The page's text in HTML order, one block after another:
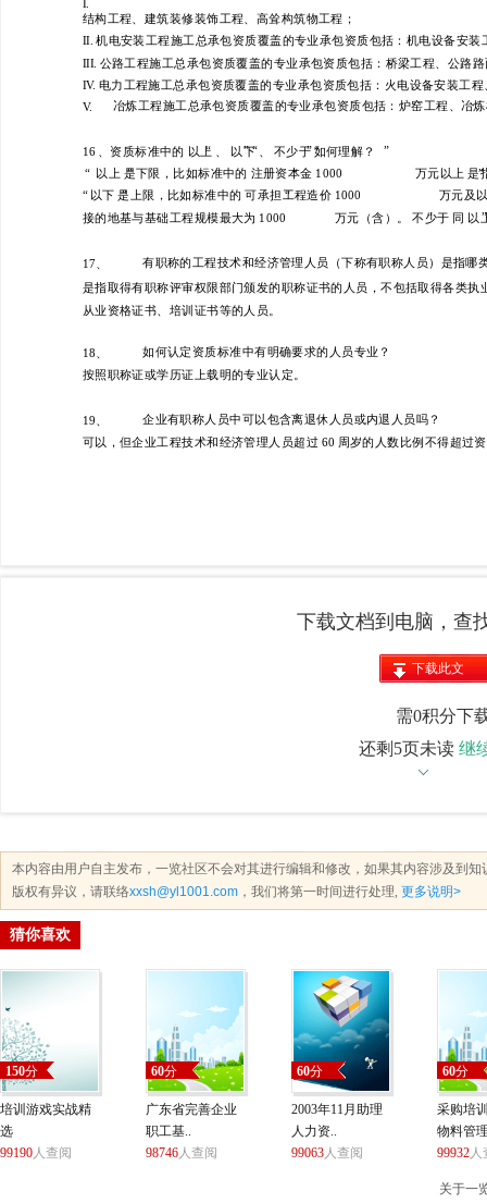
下载文档到电脑，查
下载此文
需0积分下
还剩5页未读 继
本内容由用户自主发布，一览社区不会对其进行编辑和修改，如果其内容涉及到
版权有异议，请联络xxsh@yl1001.com ，我们将第一时间进行处理, 更多说明>
猜你喜欢
150分
培训游戏实战精
选
99190人查阅
60分
广东省完善企业
职工基..
98746人查阅
60分
2003年11月助理
人力资..
99063人查阅
60分
采购培
物料管
99932人
关于一